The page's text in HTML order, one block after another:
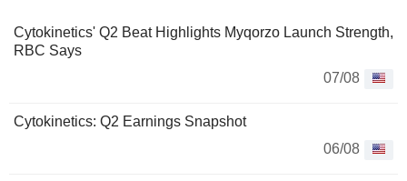
Cytokinetics' Q2 Beat Highlights Myqorzo Launch Strength,
RBC Says
07/08
Cytokinetics: Q2 Earnings Snapshot
06/08